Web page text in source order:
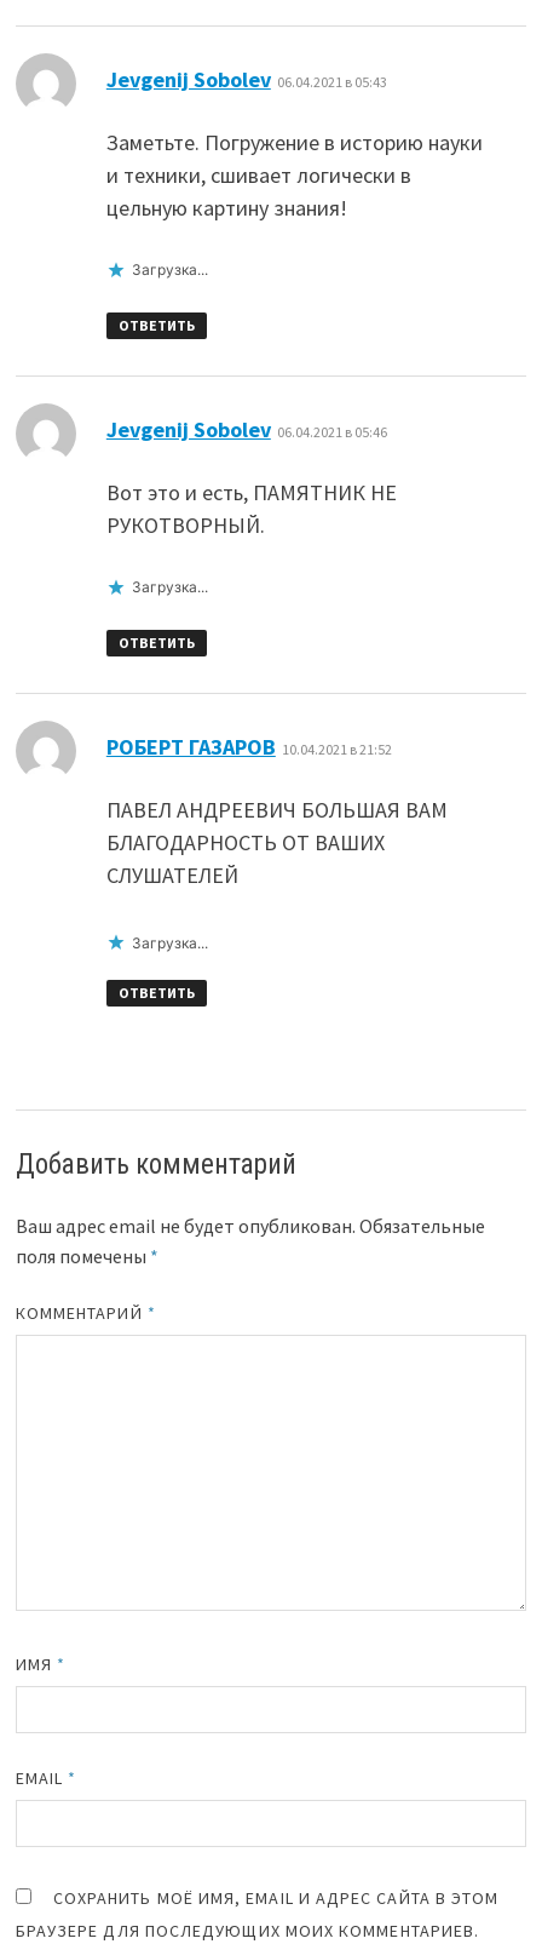
Jevgenij Sobolev: 06.04.2021 в 05:43
Заметьте. Погружение в историю науки
и техники, сшивает логически в
цельную картину знания!
Загрузка...
ОТВЕТИТЬ
Jevgenij Sobolev: 06.04.2021 в 05:46
Вот это и есть, ПАМЯТНИК НЕ
РУКОТВОРНЫЙ.
Загрузка...
ОТВЕТИТЬ
РОБЕРТ ГАЗАРОВ 10.04.2021 в 21:52
ПАВЕЛ АНДРЕЕВИЧ БОЛЬШАЯ ВАМ
БЛАГОДАРНОСТЬ ОТ ВАШИХ
СЛУШАТЕЛЕЙ
Загрузка...
ОТВЕТИТЬ
Добавить комментарий
Ваш адрес email не будет опубликован. Обязательные
поля помечены *
КОММЕНТАРИЙ *
ИМЯ *
EMAIL *
СОХРАНИТЬ МОЁ ИМЯ, EMAIL И АДРЕС САЙТА В ЭТОМ
БРАУЗЕРЕ ДЛЯ ПОСЛЕДУЮЩИХ МОИХ КОММЕНТАРИЕВ.